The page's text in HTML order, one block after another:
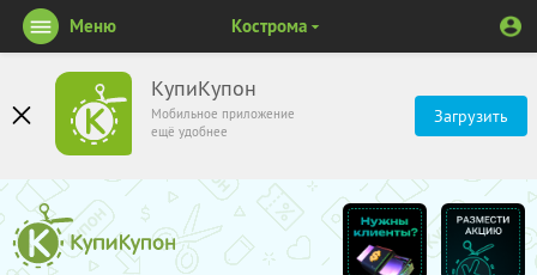
КупиКупон
Мобильное приложение
ещё удобнее
Загрузить
Меню Кострома